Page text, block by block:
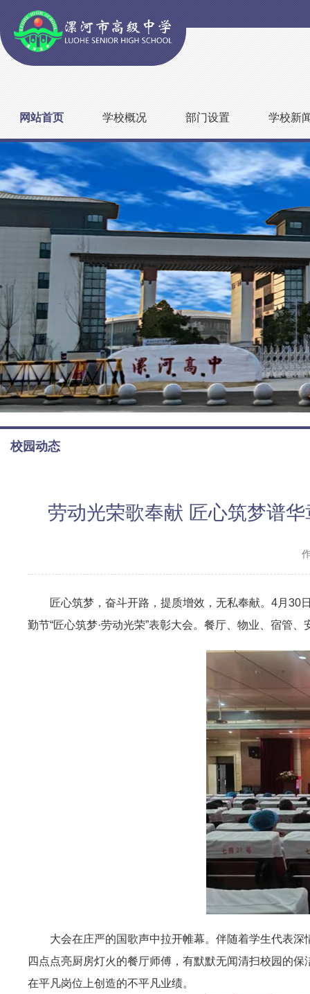
网站首页 学校概况 部门设置 学校新
校园动态
劳动光荣歌奉献 匠心筑梦谱
匠心筑梦，奋斗开路，提质增效，无私奉献。4月30
勤节“匠心筑梦·劳动光荣”表彰大会。餐厅、物业、宿管
大会在庄严的国歌声中拉开帷幕。伴随着学生代表
四点点亮厨房灯火的餐厅师傅，有默默无闻清扫校园的
在平凡岗位上创造的不平凡业绩。